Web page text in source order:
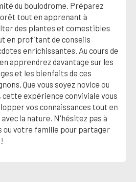
du boulodrome. Préparez
tout en apprenant à
des plantes et comestibles
en profitant de conseils
enrichissantes. Au cours de
apprendrez davantage sur les
et les bienfaits de ces
Que vous soyez novice ou
cette expérience conviviale vous
vos connaissances tout en
la nature. N'hésitez pas à
ou votre famille pour partager